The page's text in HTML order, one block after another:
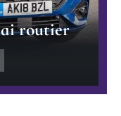
routier